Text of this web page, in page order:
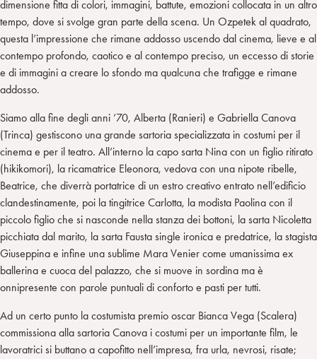
dimensione fitta di colori, immagini, battute, emozioni collocata in un altro
tempo, dove si svolge gran parte della scena. Un Ozpetek al quadrato,
questa l’impressione che rimane addosso uscendo dal cinema, lieve e al
contempo profondo, caotico e al contempo preciso, un eccesso di storie
e di immagini a creare lo sfondo ma qualcuna che trafigge e rimane
addosso.
Siamo alla fine degli anni ’70, Alberta (Ranieri) e Gabriella Canova
(Trinca) gestiscono una grande sartoria specializzata in costumi per il
cinema e per il teatro. All’interno la capo sarta Nina con un figlio ritirato
(hikikomori), la ricamatrice Eleonora, vedova con una nipote ribelle,
Beatrice, che diverrà portatrice di un estro creativo entrato nell’edificio
clandestinamente, poi la tingitrice Carlotta, la modista Paolina con il
piccolo figlio che si nasconde nella stanza dei bottoni, la sarta Nicoletta
picchiata dal marito, la sarta Fausta single ironica e predatrice, la stagista
Giuseppina e infine una sublime Mara Venier come umanissima ex
ballerina e cuoca del palazzo, che si muove in sordina ma è
onnipresente con parole puntuali di conforto e pasti per tutti.
Ad un certo punto la costumista premio oscar Bianca Vega (Scalera)
commissiona alla sartoria Canova i costumi per un importante film, le
lavoratrici si buttano a capofitto nell’impresa, fra urla, nevrosi, risate;